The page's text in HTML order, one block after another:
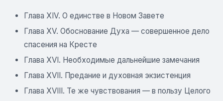
Глава XIV. О единстве в Новом Завете
Глава XV. Обоснование Духа — совершенное дело
спасения на Кресте
Глава XVI. Необходимые дальнейшие замечания
Глава XVII. Предание и духовная экзистенция
Глава XVIII. Те же чувствования — в пользу Целого